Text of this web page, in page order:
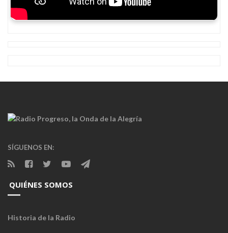
SÍGUENOS EN:
QUIÉNES SOMOS
Historia de la Radio